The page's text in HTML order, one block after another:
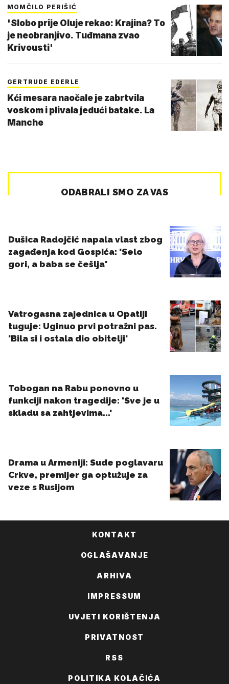
MOMČILO PERIŠIĆ
'Slobo prije Oluje rekao: Krajina? To
je neobranjivo. Tuđmana zvao
Krivousti'
GERTRUDE EDERLE
Kći mesara naočale je zabrtvila
voskom i plivala jedući batake. La
Manche
KONTAKT
OGLAŠAVANJE
ARHIVA
IMPRESSUM
UVJETI KORIŠTENJA
PRIVATNOST
RSS
POLITIKA KOLAČIĆA